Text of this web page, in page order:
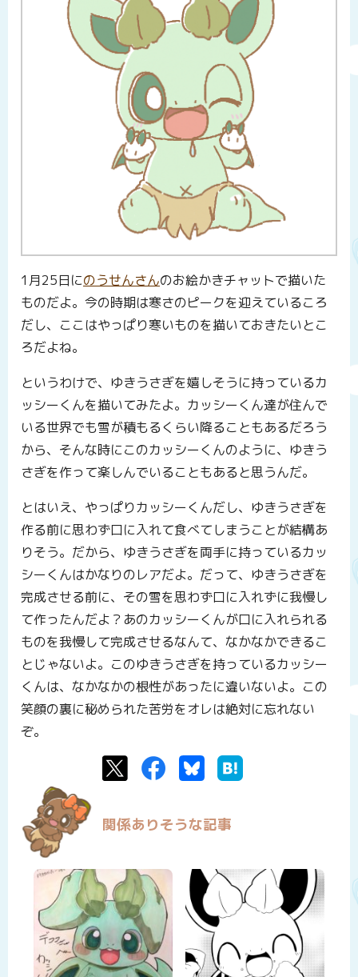
1月25日にのうせんさんのお絵かきチャットで描いた
ものだよ。今の時期は寒さのピークを迎えているころ
だし、ここはやっぱり寒いものを描いておきたいとこ
ろだよね。
というわけで、ゆきうさぎを嬉しそうに持っているカ
ッシーくんを描いてみたよ。カッシーくん達が住んで
いる世界でも雪が積もるくらい降ることもあるだろう
から、そんな時にこのカッシーくんのように、ゆきう
さぎを作って楽しんでいることもあると思うんだ。
とはいえ、やっぱりカッシーくんだし、ゆきうさぎを
作る前に思わず口に入れて食べてしまうことが結構あ
りそう。だから、ゆきうさぎを両手に持っているカッ
シーくんはかなりのレアだよ。だって、ゆきうさぎを
完成させる前に、その雪を思わず口に入れずに我慢し
て作ったんだよ？あのカッシーくんが口に入れられる
ものを我慢して完成させるなんて、なかなかできるこ
とじゃないよ。このゆきうさぎを持っているカッシー
くんは、なかなかの根性があったに違いないよ。この
笑顔の裏に秘められた苦労をオレは絶対に忘れない
ぞ。
TwitterFacebookBluesky
関係ありそうな記事